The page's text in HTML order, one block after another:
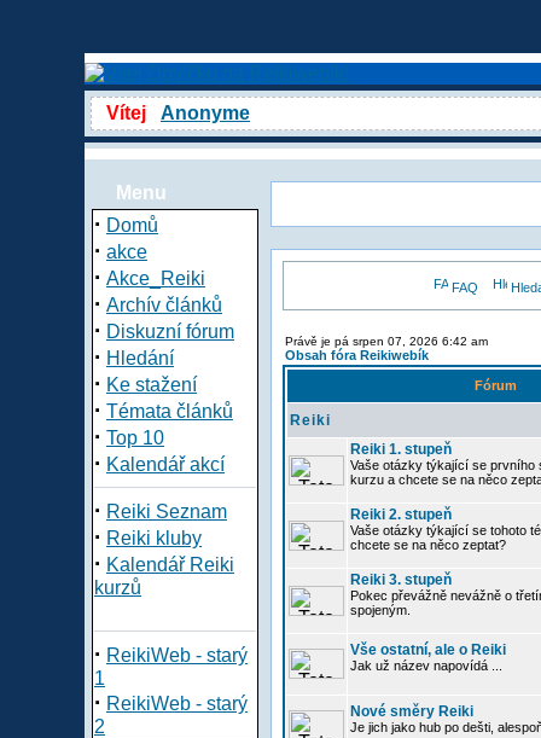
Vítej Anonyme
Menu
· Domů
· akce
· Akce_Reiki
· Archív článků
· Diskuzní fórum
· Hledání
· Ke stažení
· Témata článků
· Top 10
· Kalendář akcí
· Reiki Seznam
· Reiki kluby
· Kalendář Reiki
kurzů
· ReikiWeb - starý
1
· ReikiWeb - starý
2
FAQ
Právě je pá srpen 07, 2026 6:42 am
Obsah fóra Reikiwebík
Fórum
Reiki
Reiki 1. stupeň
Vaše otázky týkající se prvního
kurzu a chcete se na něco
Reiki 2. stupeň
Vaše otázky týkající se tohoto
chcete se na něco zeptat?
Reiki 3. stupeň
Pokec převážně nevážně o
spojeným.
Vše ostatní, ale o Reiki
Jak už název napovídá ...
Nové směry Reiki
Je jich jako hub po dešti,